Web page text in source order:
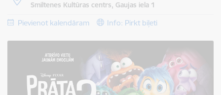
Smiltenes Kultūras centrs, Gaujas iela 1
Pievienot kalendāram Info: Pirkt biļeti